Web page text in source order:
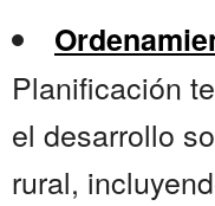
Planificación
el desarrollo
rural,